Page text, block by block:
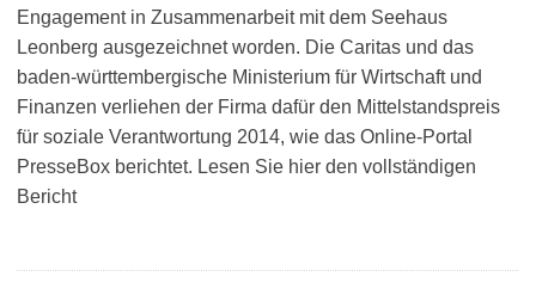
Engagement in Zusammenarbeit mit dem Seehaus
Leonberg ausgezeichnet worden. Die Caritas und das
baden-württembergische Ministerium für Wirtschaft und
Finanzen verliehen der Firma dafür den Mittelstandspreis
für soziale Verantwortung 2014, wie das Online-Portal
PresseBox berichtet. Lesen Sie hier den vollständigen
Bericht